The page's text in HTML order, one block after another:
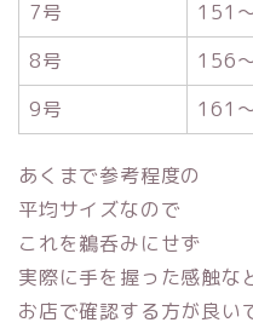
7号
151
8号
156
9号
161
あくまで参考程度の
平均サイズなので
これを鵜呑みにせず
実際に手を握った感触な
お店で確認する方が良い